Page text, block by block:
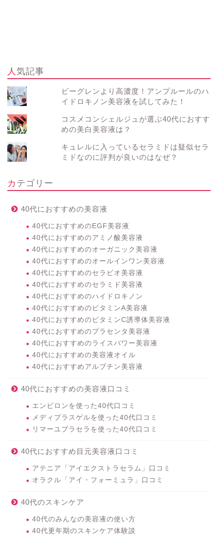
人気記事
ビーグレンより高濃度！アンプルールのハ
イドロキノン美容液を試してみた！
コスメコンシェルジュが選ぶ40代におすす
めの美白美容液は？
キュレルに入っているセラミドは疑似セラ
ミドなのに評判が良いのはなぜ？
カテゴリー
40代におすすめの美容液
40代におすすめのEGF美容液
40代におすすめのアミノ酸美容液
40代におすすめのオーガニック美容液
40代におすすめのオールインワン美容液
40代におすすめのセラビオ美容液
40代におすすめのセラミド美容液
40代におすすめのハイドロキノン
40代におすすめのビタミンA美容液
40代におすすめのビタミンC誘導体美容液
40代におすすめのプラセンタ美容液
40代におすすめのライスパワー美容液
40代におすすめの美容液オイル
40代におすすめアルブチン美容液
40代におすすめの美容液口コミ
エンビロンを使った40代口コミ
メディプラスゲルを使った40代口コミ
リマーユプラセラを使った40代口コミ
40代におすすめ目元美容液口コミ
アテニア「アイエクストラセラム」口コミ
オラクル「アイ・フォーミュラ」口コミ
40代のスキンケア
40代のみんなの美容液の使い方
40代更年期のスキンケア体験談